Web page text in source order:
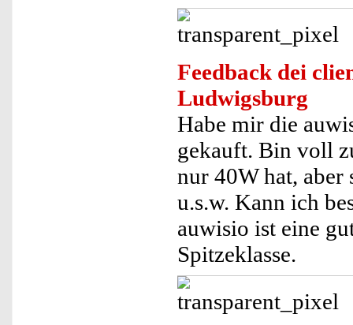
Feedback dei
Ludwigsburg
Habe mir die
gekauft. Bin voll
nur 40W hat, aber
u.s.w. Kann ich
auwisio ist eine
Spitzeklasse.